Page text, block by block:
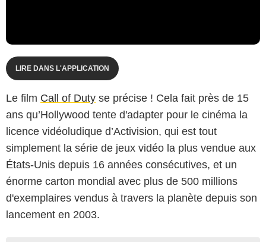
LIRE DANS L'APPLICATION
Le film Call of Duty se précise ! Cela fait près de 15
ans qu’Hollywood tente d'adapter pour le cinéma la
licence vidéoludique d’Activision, qui est tout
simplement la série de jeux vidéo la plus vendue aux
États-Unis depuis 16 années consécutives, et un
énorme carton mondial avec plus de 500 millions
d'exemplaires vendus à travers la planète depuis son
lancement en 2003.